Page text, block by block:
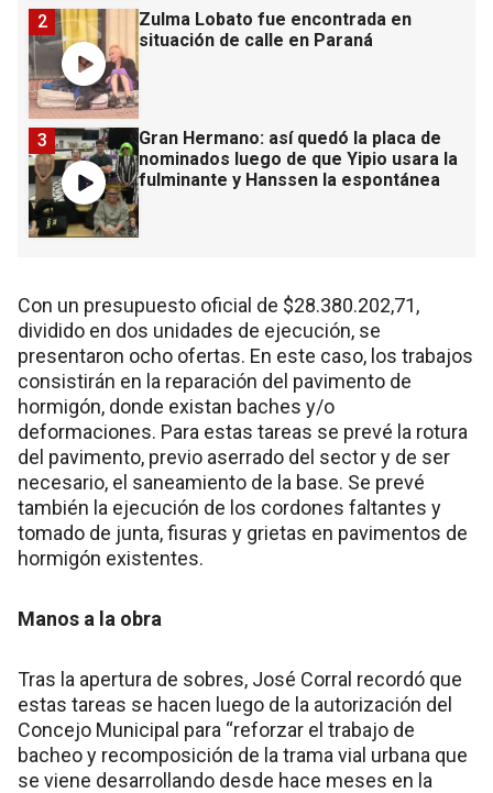
Zulma Lobato fue encontrada en
situación de calle en Paraná
2
Gran Hermano: así quedó la placa de
nominados luego de que Yipio usara la
fulminante y Hanssen la espontánea
3
Con un presupuesto oficial de $28.380.202,71,
dividido en dos unidades de ejecución, se
presentaron ocho ofertas. En este caso, los trabajos
consistirán en la reparación del pavimento de
hormigón, donde existan baches y/o
deformaciones. Para estas tareas se prevé la rotura
del pavimento, previo aserrado del sector y de ser
necesario, el saneamiento de la base. Se prevé
también la ejecución de los cordones faltantes y
tomado de junta, fisuras y grietas en pavimentos de
hormigón existentes.
Manos a la obra
Tras la apertura de sobres, José Corral recordó que
estas tareas se hacen luego de la autorización del
Concejo Municipal para “reforzar el trabajo de
bacheo y recomposición de la trama vial urbana que
se viene desarrollando desde hace meses en la